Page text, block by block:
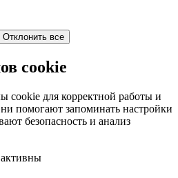
Отклонить все
cookie
cookie для корректной работы и
помогают запоминать настройки
безопасность и анализ
активны